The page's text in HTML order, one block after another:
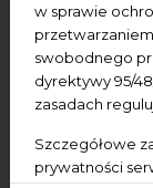
w sprawie
swobodnego
dyrektywy 95/
zasadach
Szczegółowe
prywatności
Dodaj do
Czas: 10.00-
Dla kogo: dla
Bilety: 10 zł;
dziecko z